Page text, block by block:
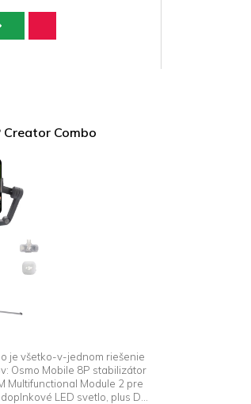
Creator Combo
je všetko-v-jednom riešenie
Osmo Mobile 8P stabilizátor
Multifunctional Module 2 pre
LED svetlo, plus DJI